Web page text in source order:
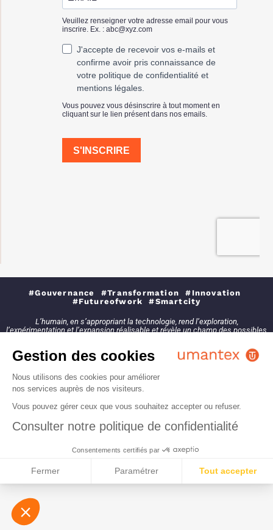
#Gouvernance #Transformation #Innovation
#Futureofwork #Smartcity
L’humain, en s’appropriant la technologie, rend l’exploration,
l’expérimentation et l’expansion réalisable et révèle un champ des possibles
Gestion des cookies
Nous utilisons des cookies pour améliorer
nos services auprès de nos visiteurs.
Vous pouvez gérer ceux que vous souhaitez accepter ou refuser.
Consulter notre politique de confidentialité
Consentements certifiés par
Fermer Paramétrer Tout accepter
Notre plateforme vous permet d'adapter et de